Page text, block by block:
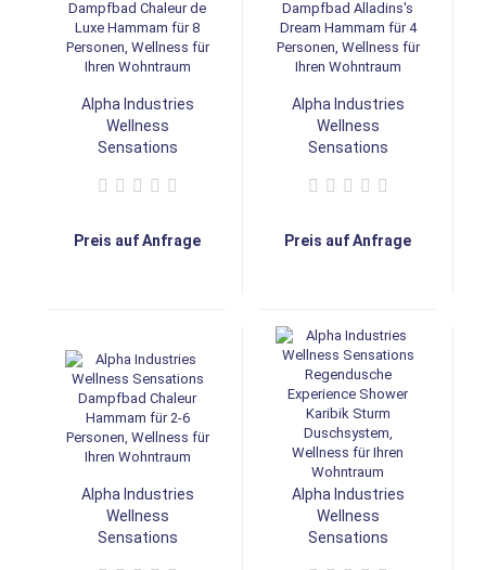
Alpha Industries
Wellness
Sensations
de Luxe Hammam
Wellness für Ihren
Preis auf Anfrage
Alpha Industries
Wellness
Sensations
Dream Hammam für
Wellness für Ihren
Preis auf Anfrage
Alpha Industries
Wellness
Sensations
Alpha Industries
Wellness
Sensations